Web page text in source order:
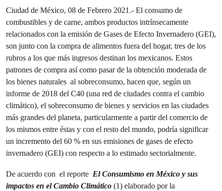
Ciudad de México, 08 de Febrero 2021.- El consumo de
combustibles y de carne, ambos productos intrínsecamente
relacionados con la emisión de Gases de Efecto Invernadero (GEI),
son junto con la compra de alimentos fuera del hogar, tres de los
rubros a los que más ingresos destinan los mexicanos. Estos
patrones de compra así como pasar de la obtención moderada de
los bienes naturales al sobreconsumo, hacen que, según un
informe de 2018 del C40 (una red de ciudades contra el cambio
climático), el sobreconsumo de bienes y servicios en las ciudades
más grandes del planeta, particularmente a partir del comercio de
los mismos entre éstas y con el resto del mundo, podría significar
un incremento del 60 % en sus emisiones de gases de efecto
invernadero (GEI) con respecto a lo estimado sectorialmente.
De acuerdo con el reporte El Consumismo en México y sus
impactos en el Cambio Climático (1) elaborado por la